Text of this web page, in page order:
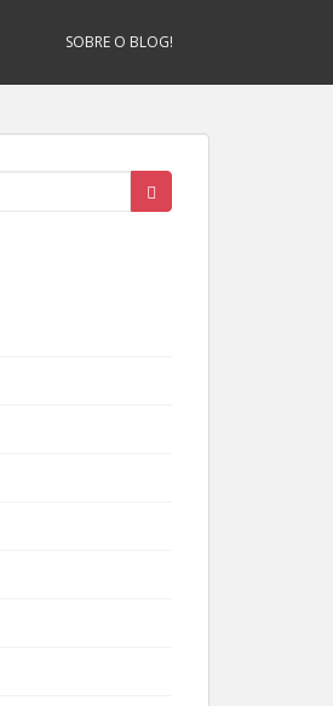
SOBRE O BLOG!